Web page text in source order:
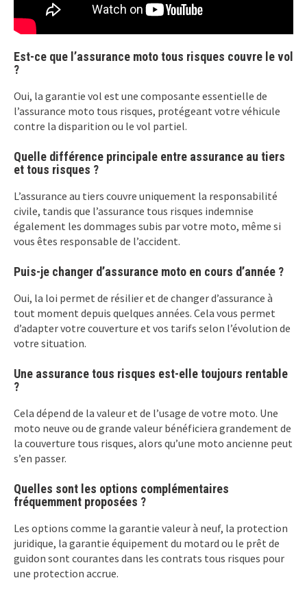
Est-ce que l’assurance moto tous risques couvre le vol
?
Oui, la garantie vol est une composante essentielle de
l’assurance moto tous risques, protégeant votre véhicule
contre la disparition ou le vol partiel.
Quelle différence principale entre assurance au tiers
et tous risques ?
L’assurance au tiers couvre uniquement la responsabilité
civile, tandis que l’assurance tous risques indemnise
également les dommages subis par votre moto, même si
vous êtes responsable de l’accident.
Puis-je changer d’assurance moto en cours d’année ?
Oui, la loi permet de résilier et de changer d’assurance à
tout moment depuis quelques années. Cela vous permet
d’adapter votre couverture et vos tarifs selon l’évolution de
votre situation.
Une assurance tous risques est-elle toujours rentable
?
Cela dépend de la valeur et de l’usage de votre moto. Une
moto neuve ou de grande valeur bénéficiera grandement de
la couverture tous risques, alors qu’une moto ancienne peut
s’en passer.
Quelles sont les options complémentaires
fréquemment proposées ?
Les options comme la garantie valeur à neuf, la protection
juridique, la garantie équipement du motard ou le prêt de
guidon sont courantes dans les contrats tous risques pour
une protection accrue.